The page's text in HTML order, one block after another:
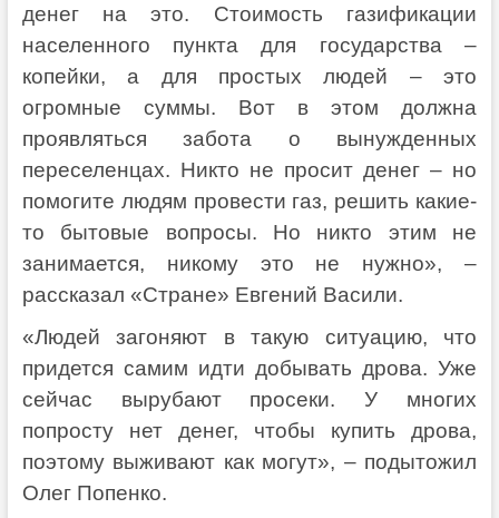
денег на это. Стоимость газификации
населенного пункта для государства –
копейки, а для простых людей – это
огромные суммы. Вот в этом должна
проявляться забота о вынужденных
переселенцах. Никто не просит денег – но
помогите людям провести газ, решить какие-
то бытовые вопросы. Но никто этим не
занимается, никому это не нужно», –
рассказал «Стране» Евгений Васили.
«Людей загоняют в такую ситуацию, что
придется самим идти добывать дрова. Уже
сейчас вырубают просеки. У многих
попросту нет денег, чтобы купить дрова,
поэтому выживают как могут», – подытожил
Олег Попенко.